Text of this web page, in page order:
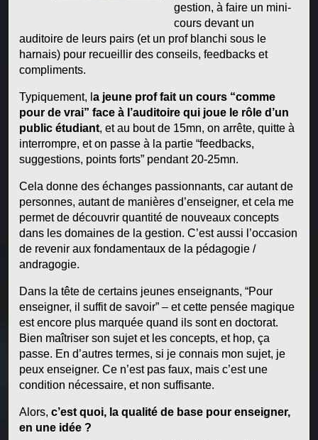
gestion, à faire un mini-
cours devant un
auditoire de leurs pairs (et un prof blanchi sous le
harnais) pour recueillir des conseils, feedbacks et
compliments.
Typiquement, l a jeune prof fait un cours “comme
pour de vrai” face à l’auditoire qui joue le rôle d’un
public étudiant, et au bout de 15mn, on arrête, quitte à
interrompre, et on passe à la partie “feedbacks,
suggestions, points forts” pendant 20-25mn.
Cela donne des échanges passionnants, car autant de
personnes, autant de manières d’enseigner, et cela me
permet de découvrir quantité de nouveaux concepts
dans les domaines de la gestion. C’est aussi l’occasion
de revenir aux fondamentaux de la pédagogie /
andragogie.
Dans la tête de certains jeunes enseignants, “Pour
enseigner, il suffit de savoir” – et cette pensée magique
est encore plus marquée quand ils sont en doctorat.
Bien maîtriser son sujet et les concepts, et hop, ça
passe. En d’autres termes, si je connais mon sujet, je
peux enseigner. Ce n’est pas faux, mais c’est une
condition nécessaire, et non suffisante.
Alors, c’est quoi, la qualité de base pour enseigner,
en une idée ?